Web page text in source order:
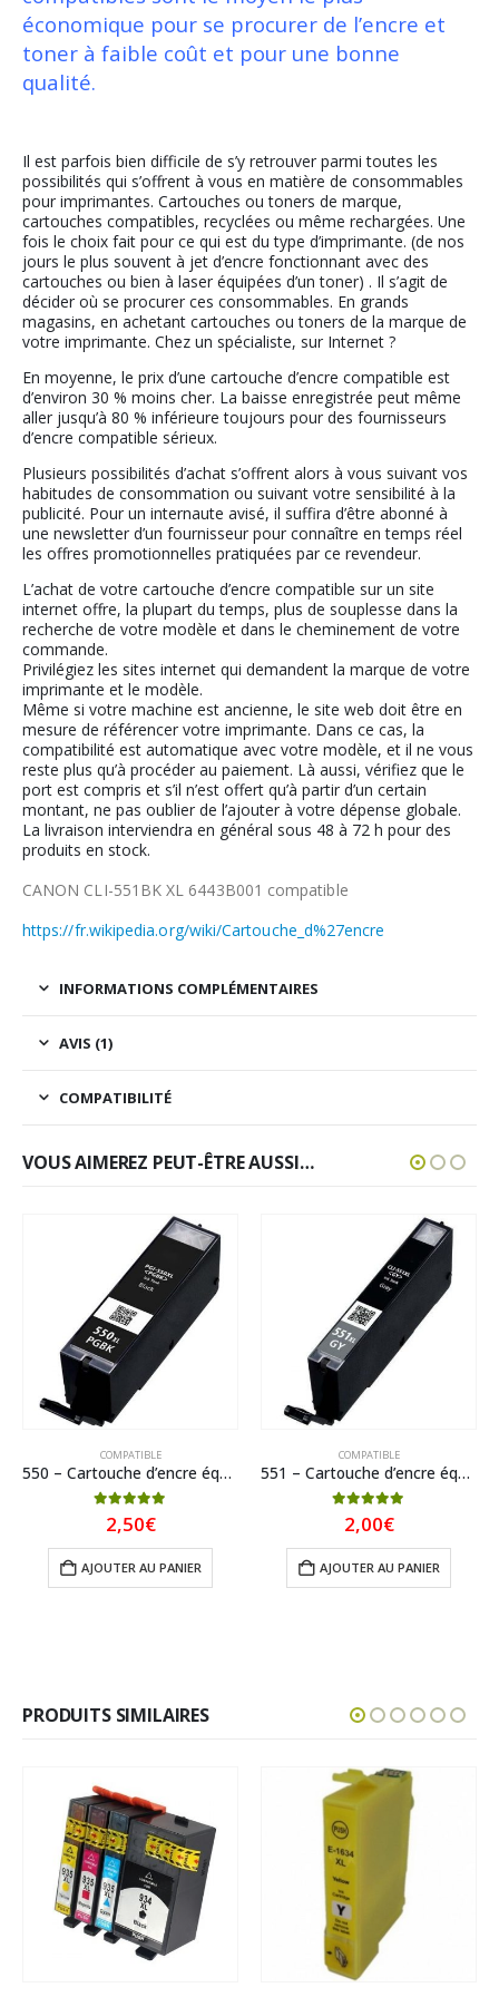
économique pour se procurer de l’encre et
toner à faible coût et pour une bonne
qualité.
Il est parfois bien difficile de s’y retrouver parmi toutes les
possibilités qui s’offrent à vous en matière de consommables
pour imprimantes. Cartouches ou toners de marque,
cartouches compatibles, recyclées ou même rechargées. Une
fois le choix fait pour ce qui est du type d’imprimante. (de nos
jours le plus souvent à jet d’encre fonctionnant avec des
cartouches ou bien à laser équipées d’un toner) . Il s’agit de
décider où se procurer ces consommables. En grands
magasins, en achetant cartouches ou toners de la marque de
votre imprimante. Chez un spécialiste, sur Internet ?
En moyenne, le prix d’une cartouche d’encre compatible est
d’environ 30 % moins cher. La baisse enregistrée peut même
aller jusqu’à 80 % inférieure toujours pour des fournisseurs
d’encre compatible sérieux.
Plusieurs possibilités d’achat s’offrent alors à vous suivant vos
habitudes de consommation ou suivant votre sensibilité à la
publicité. Pour un internaute avisé, il suffira d’être abonné à
une newsletter d’un fournisseur pour connaître en temps réel
les offres promotionnelles pratiquées par ce revendeur.
L’achat de votre cartouche d’encre compatible sur un site
internet offre, la plupart du temps, plus de souplesse dans la
recherche de votre modèle et dans le cheminement de votre
commande.
Privilégiez les sites internet qui demandent la marque de votre
imprimante et le modèle.
Même si votre machine est ancienne, le site web doit être en
mesure de référencer votre imprimante. Dans ce cas, la
compatibilité est automatique avec votre modèle, et il ne vous
reste plus qu’à procéder au paiement. Là aussi, vérifiez que le
port est compris et s’il n’est offert qu’à partir d’un certain
montant, ne pas oublier de l’ajouter à votre dépense globale.
La livraison interviendra en général sous 48 à 72 h pour des
produits en stock.
CANON CLI-551BK XL 6443B001 compatible
https://fr.wikipedia.org/wiki/Cartouche_d%27encre
INFORMATIONS COMPLÉMENTAIRES
AVIS (1)
COMPATIBILITÉ
VOUS AIMEREZ PEUT-ÊTRE AUSSI…
COMPATIBLE
550 – Cartouche d’encre équivalent CANON PGI-550PGBK XL 6431B001 compatible (PGI550) – NOIR XL
5.00 sur 5
2,50€
AJOUTER AU PANIER
COMPATIBLE
551 – Cartouche d’encre équivalent CANON CLI-551GY XL-6447B001 compatible (CLI551) – GRIS XL
5.00 sur 5
2,00€
AJOUTER AU PANIER
PRODUITS SIMILAIRES